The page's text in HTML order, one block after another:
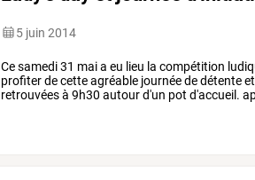
5 juin 2014
Cesamedi31 maia eu lieu la compétition
profiterdecetteagréable journéededétenteet
retrouvéesà 9h30 autourd'un pot d'accueil.